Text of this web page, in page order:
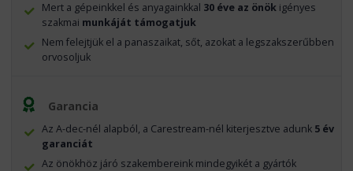
Mert a gépeinkkel és anyagainkkal 30 éve az önök igényes
szakmai munkáját támogatjuk
Nem felejtjük el a panaszaikat, sőt, azokat a legszakszerűbben
orvosoljuk
Garancia
Az A-dec-nél alapból, a Carestream-nél kiterjesztve adunk 5 év
garanciát
Az önökhöz járó szakembereink mindegyikét a gyártók